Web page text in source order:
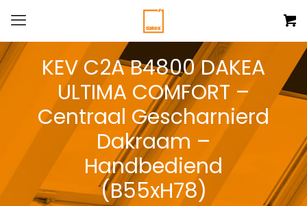
KEV C2A B4800 DAKEA
ULTIMA COMFORT –
Centraal Gescharnierd
Dakraam –
Handbediend
(B55xH78)